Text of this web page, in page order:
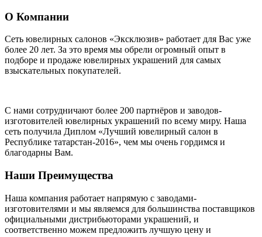
О Компании
Сеть ювелирных салонов «Эксклюзив» работает для Вас уже
более 20 лет. За это время мы обрели огромный опыт в
подборе и продаже ювелирных украшений для самых
взыскательных покупателей.
С нами сотрудничают более 200 партнёров и заводов-
изготовителей ювелирных украшений по всему миру. Наша
сеть получила Диплом «Лучший ювелирный салон в
Республике татарстан-2016», чем мы очень гордимся и
благодарны Вам.
Наши Преимущества
Наша компания работает напрямую с заводами-
изготовителями и мы являемся для большинства поставщиков
официальными дистрибьюторами украшений, и
соответственно можем предложить лучшую цену и